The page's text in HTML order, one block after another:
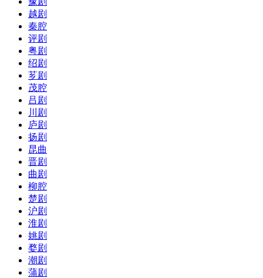
越剧
秦腔
评剧
粤剧
绍剧
芗剧
茂腔
吕剧
川剧
庐剧
扬剧
昆曲
晋剧
曲剧
柳腔
楚剧
沪剧
淮剧
姚剧
婺剧
潮剧
蒲剧